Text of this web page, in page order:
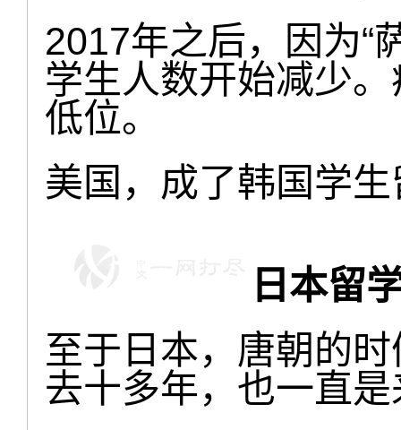
2017年之后，因为“
学生人数开始减少
低位。
美国，成了韩国学
日本留
至于日本，唐朝的
去十多年，也一直